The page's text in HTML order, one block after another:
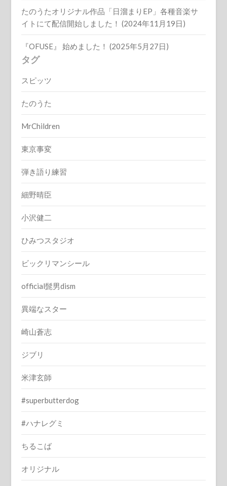
たのうたオリジナル作品「日溜まりEP」各種音楽サ
イトにて配信開始しました！ (2024年11月19日)
『OFUSE』 始めました！ (2025年5月27日)
タグ
スピッツ
たのうた
MrChildren
東京事変
弾き語り練習
細野晴臣
小沢健二
ひみつスタジオ
ビックリマンシール
official髭男dism
異端なスター
崎山蒼志
ジブリ
米津玄師
#superbutterdog
#ハナレグミ
ちるこば
オリジナル